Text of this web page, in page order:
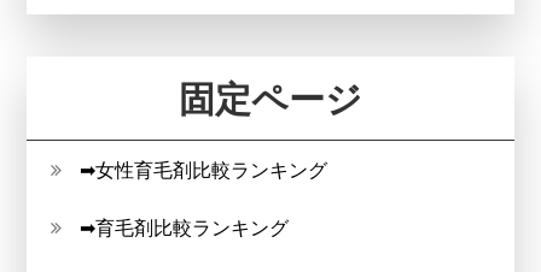
固定ページ
➡女性育毛剤比較ランキング
➡育毛剤比較ランキング